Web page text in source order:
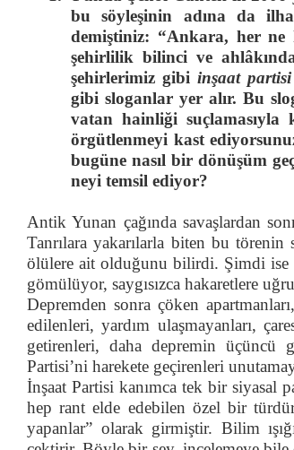
bu söyleşinin adına da
demiştiniz: “Ankara, her
şehirlilik bilinci ve
şehirlerimiz gibi inşaat partisi
gibi sloganlar yer alır. Bu
vatan hainliği suçlamasıyla
örgütlenmeyi kast
bugüne nasıl bir dönüşüm
neyi temsil ediyor?
Antik Yunan çağında savaşlardan
Tanrılara yakarılarla biten bu
ölülere ait olduğunu bilirdi. Şimdi ise
gömülüyor, saygısızca hakaretlere
Depremden sonra çöken
edilenleri, yardım ulaşmayanları,
getirenleri, daha depremin üçüncü
Partisi’ni harekete geçirenleri
İnşaat Partisi kanımca tek bir siyasal
hep rant elde edebilen özel bir
yapanlar” olarak girmiştir. Bilim